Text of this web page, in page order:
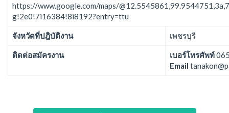
https://www.google.com/maps/
g!2e0!7i16384!8i8192?entry=ttu
จังหวัดที่ปฎิบัติงาน เพชรบุรี
ติดต่อสมัครงาน เบอร์โทรศัพท์
Email